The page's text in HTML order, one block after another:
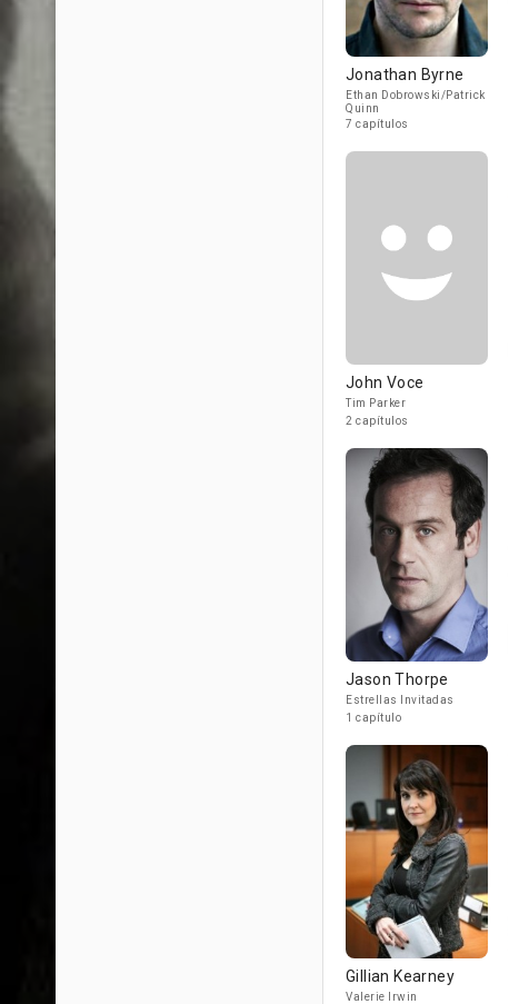
Jonathan Byrne
Ethan Dobrowski/Patrick
Quinn
7 capítulos
John Voce
Tim Parker
2 capítulos
Jason Thorpe
Estrellas Invitadas
1 capítulo
Gillian Kearney
Valerie Irwin